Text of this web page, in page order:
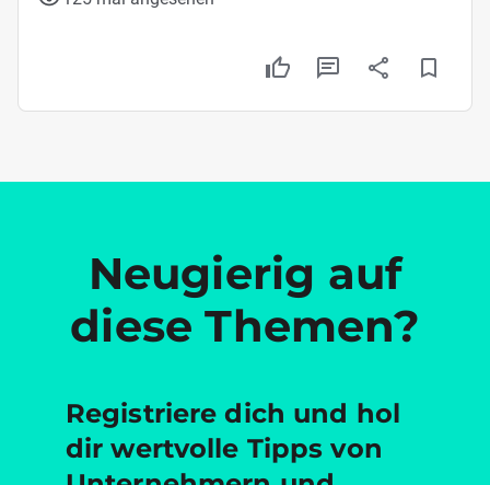
Neugierig auf
diese Themen?
Registriere dich und hol
dir wertvolle Tipps von